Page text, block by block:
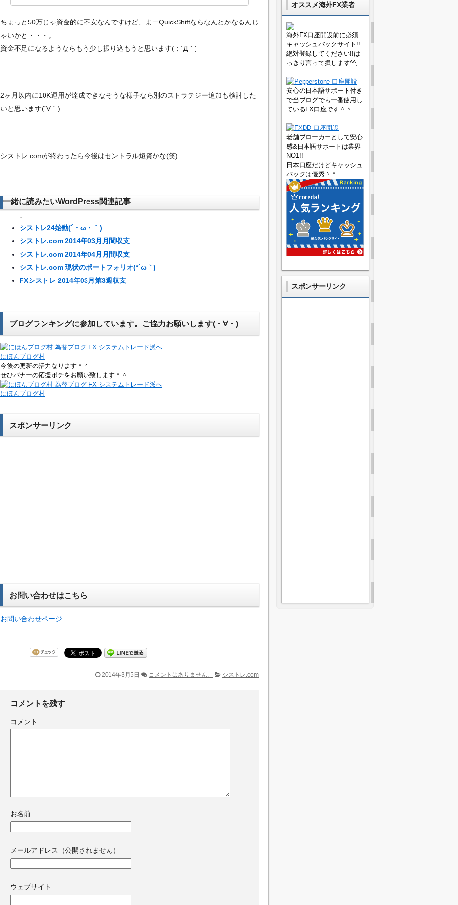
ちょっと50万じゃ資金的に不安なんですけど、まーQuickShiftならなんとかなるんじ
ゃいかと・・・。
資金不足になるようならもう少し振り込もうと思います(；´Д｀)
2ヶ月以内に10K運用が達成できなそうな様子なら別のストラテジー追加も検討した
いと思います(´∀｀)
シストレ.comが終わったら今後はセントラル短資かな(笑)
一緒に読みたいWordPress関連記事
」
シストレ24始動(´・ω・｀)
シストレ.com 2014年03月月間収支
シストレ.com 2014年04月月間収支
シストレ.com 現状のポートフォリオ(*´ω｀)
FXシストレ 2014年03月第3週収支
ブログランキングに参加しています。ご協力お願いします(・∀・)
にほんブログ村
今後の更新の活力なります＾＾
せひバナーの応援ポチをお願い致します＾＾
にほんブログ村
スポンサーリンク
お問い合わせはこちら
お問い合わせページ
2014年3月5日 コメントはありません。 シストレ.com
コメントを残す
コメント
お名前
メールアドレス（公開されません）
ウェブサイト
オススメ海外FX業者
海外FX口座開設前に必須
キャッシュバックサイト!!
絶対登録してください!!は
っきり言って損します^^;
安心の日本語サポート付き
で当ブログでも一番使用し
ているFX口座です＾＾
老舗ブローカーとして安心
感&日本語サポートは業界
NO1!!
日本口座だけどキャッシュ
バックは優秀＾＾
スポンサーリンク